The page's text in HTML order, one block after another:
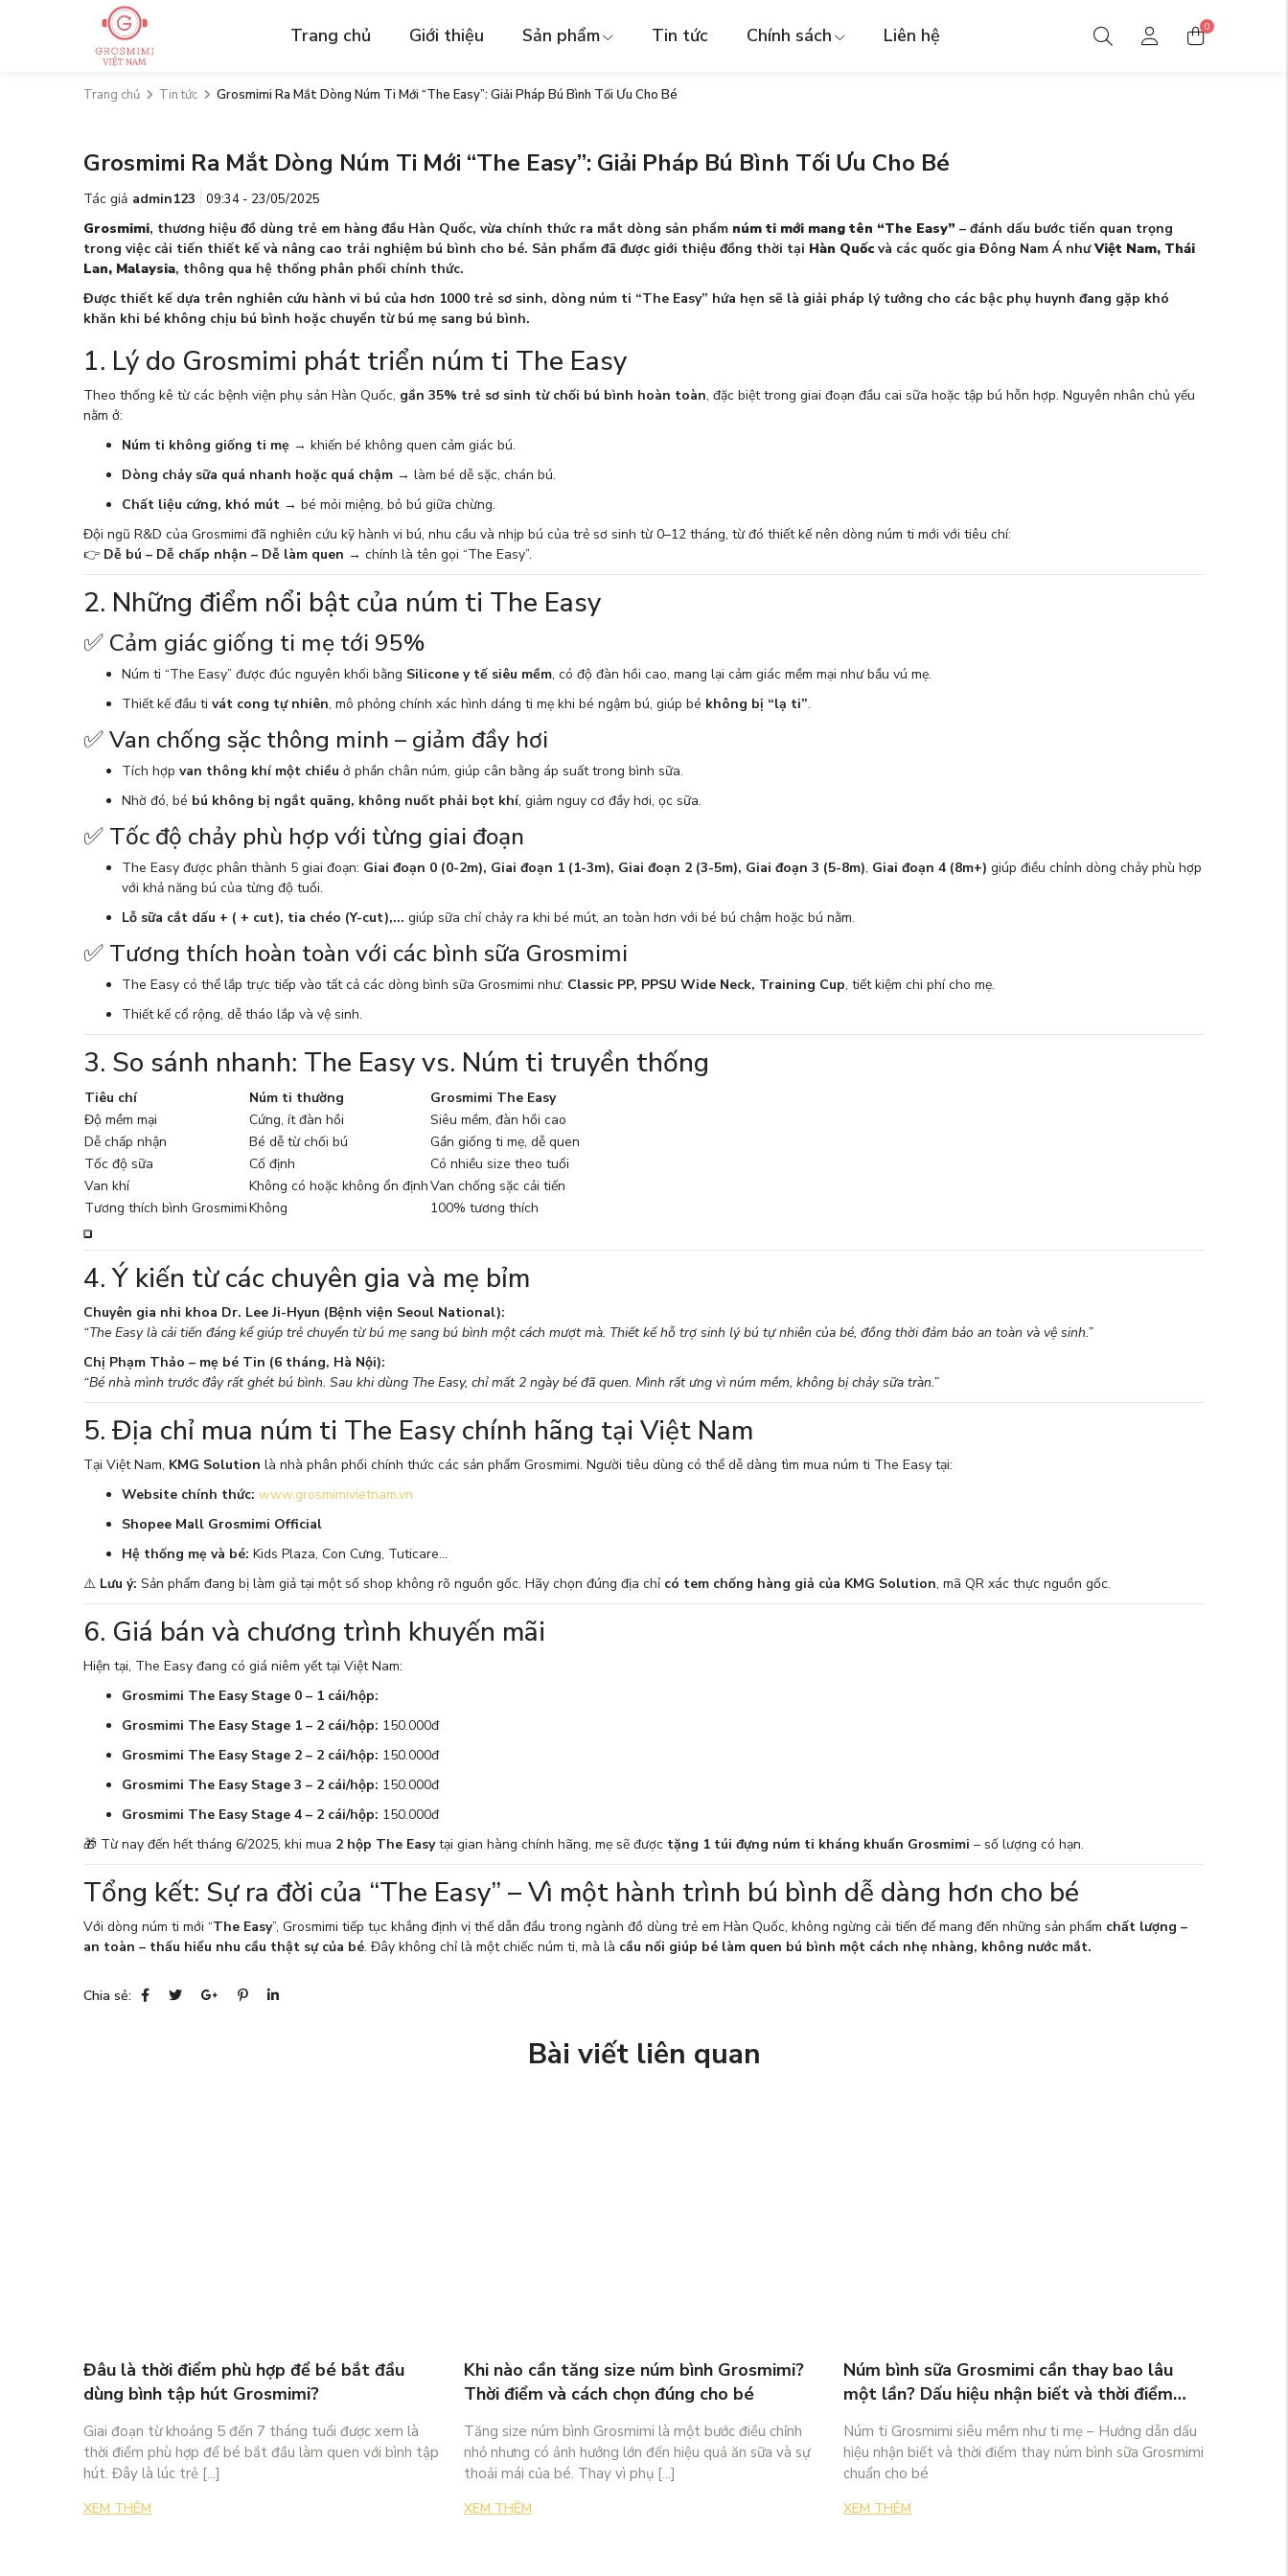
Trang chủ Giới thiệu Sản phẩm Tin tức Chính sách Liên hệ 0
Trang chủ Tin tức Grosmimi Ra Mắt Dòng Núm Ti Mới “The Easy”: Giải Pháp Bú Bình Tối Ưu Cho Bé
Grosmimi Ra Mắt Dòng Núm Ti Mới “The Easy”: Giải Pháp Bú Bình Tối Ưu Cho Bé
Tác giả admin123 09:34 - 23/05/2025
Grosmimi, thương hiệu đồ dùng trẻ em hàng đầu Hàn Quốc, vừa chính thức ra mắt dòng sản phẩm núm ti mới mang tên “The Easy” – đánh dấu bước tiến quan trọng
trong việc cải tiến thiết kế và nâng cao trải nghiệm bú bình cho bé. Sản phẩm đã được giới thiệu đồng thời tại Hàn Quốc và các quốc gia Đông Nam Á nhưViệt Nam, Thái
Lan, Malaysia, thông qua hệ thống phân phối chính thức.
Được thiết kế dựa trên nghiên cứu hành vi bú của hơn 1000 trẻ sơ sinh, dòng núm ti “The Easy” hứa hẹn sẽ là giải pháp lý tưởng cho các bậc phụ huynh đang gặp khó
khăn khi bé không chịu bú bình hoặc chuyển từ bú mẹ sang bú bình.
1. Lý do Grosmimi phát triển núm ti The Easy
Theo thống kê từ các bệnh viện phụ sản Hàn Quốc, gần 35% trẻ sơ sinh từ chối bú bình hoàn toàn, đặc biệt trong giai đoạn đầu cai sữa hoặc tập bú hỗn hợp. Nguyên nhân chủ yếu
nằm ở:
Núm ti không giống ti mẹ → khiến bé không quen cảm giác bú.
Dòng chảy sữa quá nhanh hoặc quá chậm → làm bé dễ sặc, chán bú.
Chất liệu cứng, khó mút → bé mỏi miệng, bỏ bú giữa chừng.
Đội ngũ R&D của Grosmimi đã nghiên cứu kỹ hành vi bú, nhu cầu và nhịp bú của trẻ sơ sinh từ 0–12 tháng, từ đó thiết kế nên dòng núm ti mới với tiêu chí:
👉 Dễ bú – Dễ chấp nhận – Dễ làm quen → chính là tên gọi “The Easy”.
2. Những điểm nổi bật của núm ti The Easy
✅ Cảm giác giống ti mẹ tới 95%
Núm ti “The Easy” được đúc nguyên khối bằng Silicone y tế siêu mềm, có độ đàn hồi cao, mang lại cảm giác mềm mại như bầu vú mẹ.
Thiết kế đầu ti vát cong tự nhiên, mô phỏng chính xác hình dáng ti mẹ khi bé ngậm bú, giúp bé không bị “lạ ti”.
✅ Van chống sặc thông minh – giảm đầy hơi
Tích hợp van thông khí một chiều ở phần chân núm, giúp cân bằng áp suất trong bình sữa.
Nhờ đó, bé bú không bị ngắt quãng, không nuốt phải bọt khí, giảm nguy cơ đầy hơi, ọc sữa.
✅ Tốc độ chảy phù hợp với từng giai đoạn
The Easy được phân thành 5 giai đoạn: Giai đoạn 0 (0-2m), Giai đoạn 1 (1-3m), Giai đoạn 2 (3-5m), Giai đoạn 3 (5-8m), Giai đoạn 4 (8m+) giúp điều chỉnh dòng chảy phù hợp
với khả năng bú của từng độ tuổi.
Lỗ sữa cắt dấu + ( + cut), tia chéo (Y-cut),... giúp sữa chỉ chảy ra khi bé mút, an toàn hơn với bé bú chậm hoặc bú nằm.
✅ Tương thích hoàn toàn với các bình sữa Grosmimi
The Easy có thể lắp trực tiếp vào tất cả các dòng bình sữa Grosmimi như: Classic PP, PPSU Wide Neck, Training Cup, tiết kiệm chi phí cho mẹ.
Thiết kế cổ rộng, dễ tháo lắp và vệ sinh.
3. So sánh nhanh: The Easy vs. Núm ti truyền thống
Tiêu chí Núm ti thường
Grosmimi The Easy
Độ mềm mại
Cứng, ít đàn hồi
Siêu mềm, đàn hồi cao
Dễ chấp nhận
Bé dễ từ chối bú
Gần giống ti mẹ, dễ quen
Tốc độ sữa
Cố định
Có nhiều size theo tuổi
Van khí
Không có hoặc không ổn địnhVan chống sặc cải tiến
Tương thích bình GrosmimiKhông 100% tương thích
4. Ý kiến từ các chuyên gia và mẹ bỉm
Chuyên gia nhi khoa Dr. Lee Ji-Hyun (Bệnh viện Seoul National):
“The Easy là cải tiến đáng kể giúp trẻ chuyển từ bú mẹ sang bú bình một cách mượt mà. Thiết kế hỗ trợ sinh lý bú tự nhiên của bé, đồng thời đảm bảo an toàn và vệ sinh.”
Chị Phạm Thảo – mẹ bé Tin (6 tháng, Hà Nội):
“Bé nhà mình trước đây rất ghét bú bình. Sau khi dùng The Easy, chỉ mất 2 ngày bé đã quen. Mình rất ưng vì núm mềm, không bị chảy sữa tràn.”
5. Địa chỉ mua núm ti The Easy chính hãng tại Việt Nam
Tại Việt Nam, KMG Solution là nhà phân phối chính thức các sản phẩm Grosmimi. Người tiêu dùng có thể dễ dàng tìm mua núm ti The Easy tại:
Website chính thức: www.grosmimivietnam.vn
Shopee Mall Grosmimi Official
Hệ thống mẹ và bé: Kids Plaza, Con Cưng, Tuticare...
⚠️ Lưu ý: Sản phẩm đang bị làm giả tại một số shop không rõ nguồn gốc. Hãy chọn đúng địa chỉ có tem chống hàng giả của KMG Solution, mã QR xác thực nguồn gốc.
6. Giá bán và chương trình khuyến mãi
Hiện tại, The Easy đang có giá niêm yết tại Việt Nam:
Grosmimi The Easy Stage 0 – 1 cái/hộp:
Grosmimi The Easy Stage 1 – 2 cái/hộp: 150.000đ
Grosmimi The Easy Stage 2 – 2 cái/hộp: 150.000đ
Grosmimi The Easy Stage 3 – 2 cái/hộp: 150.000đ
Grosmimi The Easy Stage 4 – 2 cái/hộp: 150.000đ
🎁 Từ nay đến hết tháng 6/2025, khi mua 2 hộp The Easytại gian hàng chính hãng, mẹ sẽ được tặng 1 túi đựng núm ti kháng khuẩn Grosmimi – số lượng có hạn.
Tổng kết: Sự ra đời của “The Easy” – Vì một hành trình bú bình dễ dàng hơn cho bé
Với dòng núm ti mới “The Easy”, Grosmimi tiếp tục khẳng định vị thế dẫn đầu trong ngành đồ dùng trẻ em Hàn Quốc, không ngừng cải tiến để mang đến những sản phẩm chất lượng –
an toàn – thấu hiểu nhu cầu thật sự của bé. Đây không chỉ là một chiếc núm ti, mà là cầu nối giúp bé làm quen bú bình một cách nhẹ nhàng, không nước mắt.
Chia sẻ:
Bài viết liên quan
Đâu là thời điểm phù hợp để bé bắt đầu
dùng bình tập hút Grosmimi?
Giai đoạn từ khoảng 5 đến 7 tháng tuổi được xem là
thời điểm phù hợp để bé bắt đầu làm quen với bình tập
hút. Đây là lúc trẻ [...]
XEM THÊM
Khi nào cần tăng size núm bình Grosmimi?
Thời điểm và cách chọn đúng cho bé
Tăng size núm bình Grosmimi là một bước điều chỉnh
nhỏ nhưng có ảnh hưởng lớn đến hiệu quả ăn sữa và sự
thoải mái của bé. Thay vì phụ [...]
XEM THÊM
Núm bình sữa Grosmimi cần thay bao lâu
một lần? Dấu hiệu nhận biết và thời điểm
thay chuẩn cho bé
Núm ti Grosmimi siêu mềm như ti mẹ – Hướng dẫn dấu
hiệu nhận biết và thời điểm thay núm bình sữa Grosmimi
chuẩn cho bé
XEM THÊM